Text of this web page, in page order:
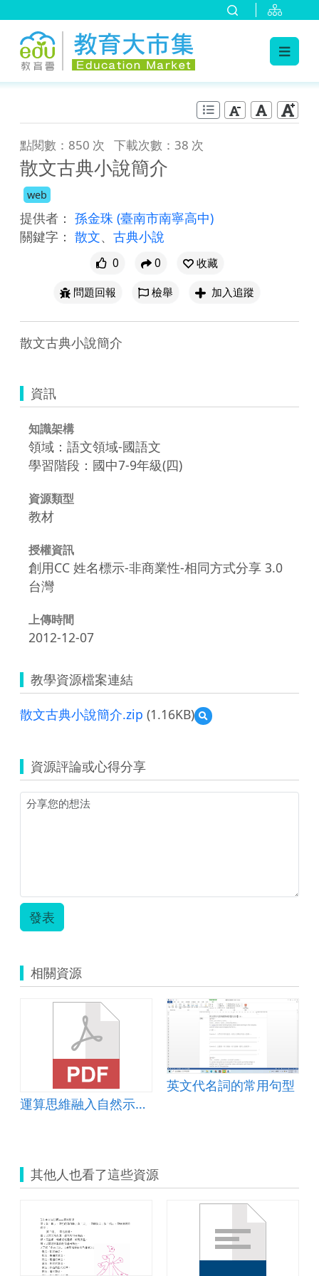
點閱數：850 次 下載次數：38 次
散文古典小說簡介
web
提供者： 孫金珠 (臺南市南寧高中)
關鍵字： 散文、 古典小說
0 0
收藏
問題回報
檢舉 加入追蹤
散文古典小說簡介
資訊
知識架構
領域：語文領域-國語文
學習階段：國中7-9年級(四)
資源類型
教材
授權資訊
創用CC 姓名標示-非商業性-相同方式分享 3.0
台灣
上傳時間
2012-12-07
教學資源檔案連結
散文古典小說簡介.zip (1.16KB)
預
覽
典
小
資源評論或心得分享
發表
相關資源
運算思維融入自然示範教案-探『磁』器～磁力強度偵測
英文代名詞的常用句型
其他人也看了這些資源